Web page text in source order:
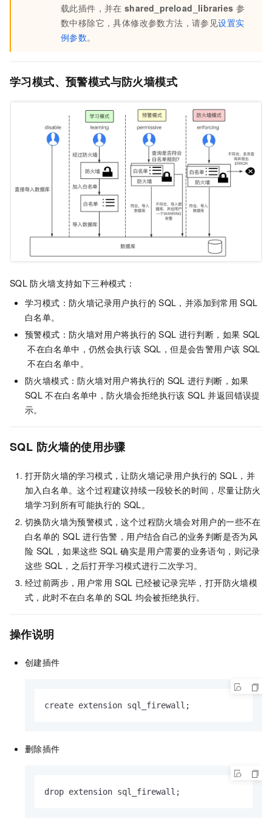
载此插件，并在 shared_preload_libraries 参
数中移除它，具体修改参数方法，请参见设置实
例参数。
学习模式、预警模式与防火墙模式
SQL 防火墙支持如下三种模式：
学习模式：防火墙记录用户执行的 SQL，并添加到常用 SQL
白名单。
预警模式：防火墙对用户将执行的 SQL 进行判断，如果 SQL
不在白名单中，仍然会执行该 SQL，但是会告警用户该 SQL
不在白名单中。
防火墙模式：防火墙对用户将执行的 SQL 进行判断，如果
SQL 不在白名单中，防火墙会拒绝执行该 SQL 并返回错误提
示。
SQL 防火墙的使用步骤
打开防火墙的学习模式，让防火墙记录用户执行的 SQL，并
加入白名单。这个过程建议持续一段较长的时间，尽量让防火
墙学习到所有可能执行的 SQL。
切换防火墙为预警模式，这个过程防火墙会对用户的一些不在
白名单的 SQL 进行告警，用户结合自己的业务判断是否为风
险 SQL，如果这些 SQL 确实是用户需要的业务语句，则记录
这些 SQL，之后打开学习模式进行二次学习。
经过前两步，用户常用 SQL 已经被记录完毕，打开防火墙模
式，此时不在白名单的 SQL 均会被拒绝执行。
操作说明
创建插件
create extension sql_firewall;
删除插件
drop extension sql_firewall;